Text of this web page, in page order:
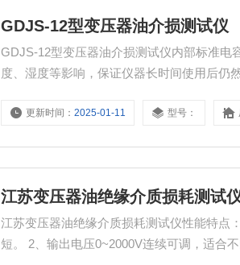
GDJS-12型变压器油介损测试仪
GDJS-12型变压器油介损测试仪内部标准电
度、湿度等影响，保证仪器长时间使用后仍
更新时间：2025-01-11 型号：
江苏变压器油绝缘介质损耗测试
江苏变压器油绝缘介质损耗测试仪性能特点
短。 2、输出电压0~2000V连续可调，适合